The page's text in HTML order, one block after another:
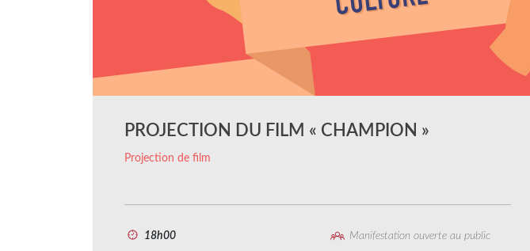
PROJECTION DU FILM « CHAMPION »
Projection de film
18h00
Manifestation ouverte au public